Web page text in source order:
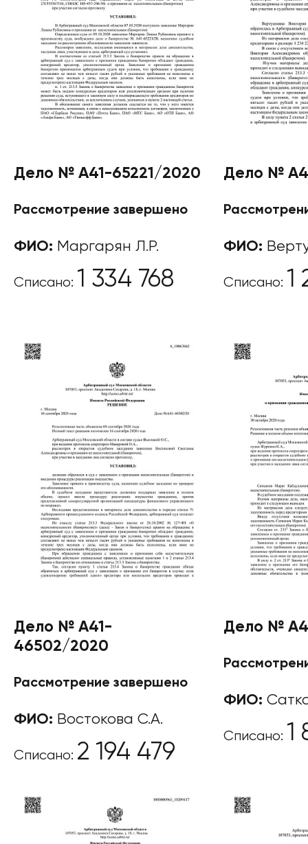
Дело № А41-65221/2020
Рассмотрение завершено
ФИО: Маргарян Л.Р.
Списано: 1 334 768
Дело №
ФИО:
Списано: 1
Дело № А41-
46502/2020
Рассмотрение завершено
ФИО: Востокова С.А.
Списано: 2 194 479
Дело №
ФИО:
Списано: 1